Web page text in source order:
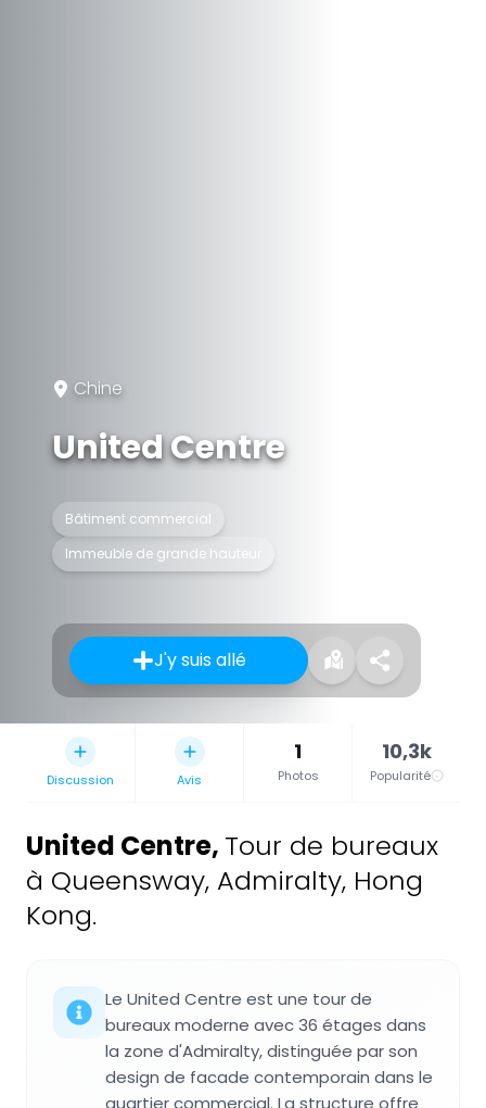
Chine
United Centre
Bâtiment commercial
Immeuble de grande hauteur
J'y suis allé
Discussion Avis
1
Photos
10,3k
Popularité
United Centre, Tour de bureaux
à Queensway, Admiralty, Hong
Kong.
Le United Centre est une tour de
bureaux moderne avec 36 étages dans
la zone d'Admiralty, distinguée par son
design de facade contemporain dans le
quartier commercial. La structure offre